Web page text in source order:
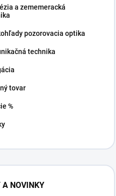
a zememeracká
pozorovacia optika
technika
tovar
%
A NOVINKY